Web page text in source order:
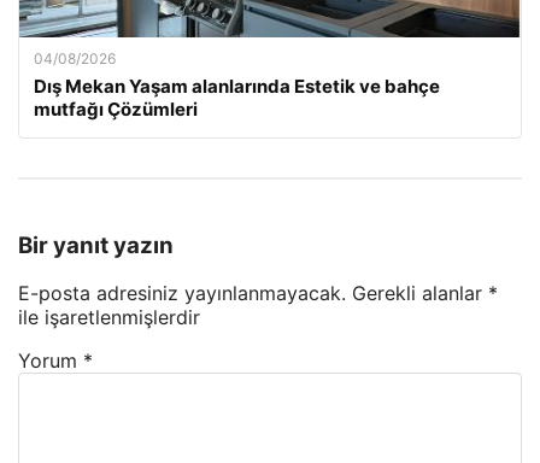
04/08/2026
Dış Mekan Yaşam alanlarında Estetik ve bahçe
mutfağı Çözümleri
Bir yanıt yazın
E-posta adresiniz yayınlanmayacak. Gerekli alanlar *
ile işaretlenmişlerdir
Yorum *